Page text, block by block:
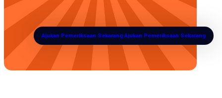
Ajukan Pemeriksaan SekarangAjukan Pemeriksaan Sekarang